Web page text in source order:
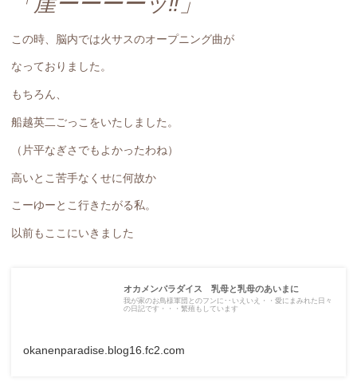
この時、脳内では火サスのオープニング曲が
なっておりました。
もちろん、
船越英二ごっこをいたしました。
（片平なぎさでもよかったわね）
高いとこ苦手なくせに何故か
こーゆーとこ行きたがる私。
以前もここにいきました
オカメンパラダイス 乳母と乳母のあいまに
我が家のお鳥様軍団とのフンに･･いえいえ・・愛にまみれた日々
の日記です・・・繁殖もしています
okanenparadise.blog16.fc2.com